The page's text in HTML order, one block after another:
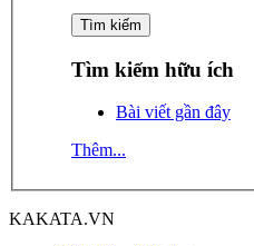
Tìm kiếm hữu ích
Bài viết gần đây
Thêm...
KAKATA.VN